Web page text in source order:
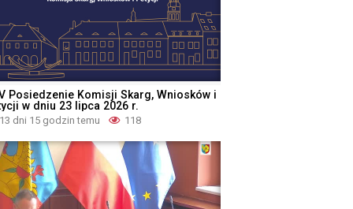
Posiedzenie Komisji Skarg, Wniosków i
w dniu 23 lipca 2026 r.
13 dni 15 godzin temu 118